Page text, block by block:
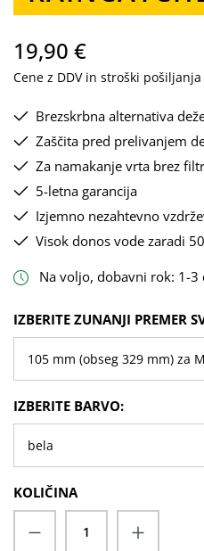
19,90 €
Cene z DDV in stroški pošiljanja
Brezskrbna alternativa
Zaščita pred prelivanjem
Za namakanje vrta brez
5-letna garancija
Izjemno nezahtevno
Visok donos vode zaradi
Na voljo, dobavni rok: 1-3
IZBERI
IZBERITE ZUNANJI PREMER
IZBERI
IZBERITE BARVO:
KOLIČINA
Količina izdelka: